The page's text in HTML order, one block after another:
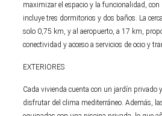
maximizar el espacio y la funcionalidad,
incluye tres dormitorios y dos baños. La
solo 0,75 km, y al aeropuerto, a 17 km,
conectividad y acceso a servicios de ocio y
EXTERIORES
Cada vivienda cuenta con un jardín privado
disfrutar del clima mediterráneo. Además,